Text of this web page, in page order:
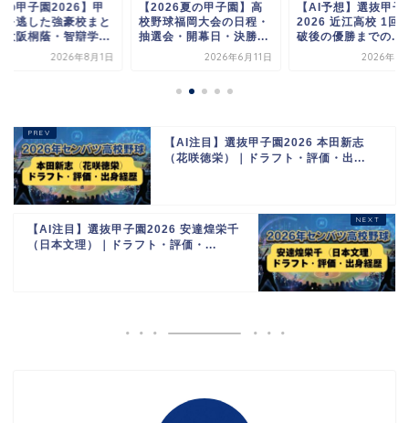
の甲子園2026】甲
を逃した強豪校まと
大阪桐蔭・智辯学...
2026年8月1日
【2026夏の甲子園】高
校野球福岡大会の日程・
抽選会・開幕日・決勝...
2026年6月11日
【AI予想】選抜甲子
2026 近江高校 1回
破後の優勝までの...
2026年3
【AI注目】選抜甲子園2026 本田新志
（花咲徳栄）｜ドラフト・評価・出...
【AI注目】選抜甲子園2026 安達煌栄千
（日本文理）｜ドラフト・評価・...